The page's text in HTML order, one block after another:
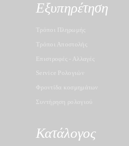
Εξυπηρέτηση
Τρόποι Πληρωμής
Τρόποι Αποστολής
Επιστροφές - Αλλαγές
Service Ρολογιών
Φροντίδα κοσμημάτων
Συντήρηση ρολογιού
Κατάλογος